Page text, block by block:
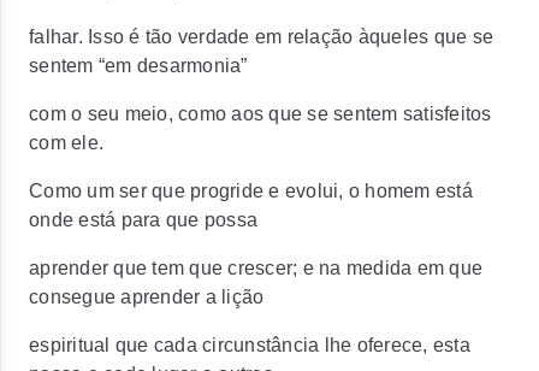
falhar. Isso é tão verdade em relação àqueles que se
sentem “em desarmonia”
com o seu meio, como aos que se sentem satisfeitos
com ele.
Como um ser que progride e evolui, o homem está
onde está para que possa
aprender que tem que crescer; e na medida em que
consegue aprender a lição
espiritual que cada circunstância lhe oferece, esta